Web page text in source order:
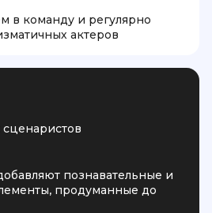
в команду и регулярно
актеров
познавательные и
продуманные до